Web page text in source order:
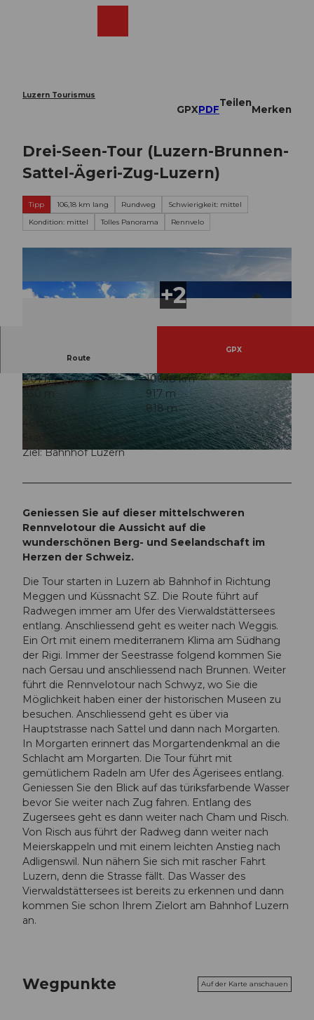
Luzern Tourismus
GPXPDF
Teilen
Merken
Drei-Seen-Tour (Luzern-Brunnen-
Sattel-Ägeri-Zug-Luzern)
Tipp 106,18 km lang Rundweg
Schwierigkeit: mittel
Kondition: mittel
Tolles Panorama Rennvelo
© Erlebnisregion Mythen, Erlebnisregion Mythen, ZUERRER DESIGNE
© Erlebnisregion Mythen, Schwyz Tourismus
Route
GPX
6:01 h
106,18 km
917 m
818 m
Ziel: Bahnhof Luzern
Geniessen Sie auf dieser mittelschweren
Rennvelotour die Aussicht auf die
wunderschönen Berg- und Seelandschaft im
Herzen der Schweiz.
Die Tour starten in Luzern ab Bahnhof in Richtung
Meggen und Küssnacht SZ. Die Route führt auf
Radwegen immer am Ufer des Vierwaldstättersees
entlang. Anschliessend geht es weiter nach Weggis.
Ein Ort mit einem mediterranem Klima am Südhang
der Rigi. Immer der Seestrasse folgend kommen Sie
nach Gersau und anschliessend nach Brunnen. Weiter
führt die Rennvelotour nach Schwyz, wo Sie die
Möglichkeit haben einer der historischen Museen zu
besuchen. Anschliessend geht es über via
Hauptstrasse nach Sattel und dann nach Morgarten.
In Morgarten erinnert das Morgartendenkmal an die
Schlacht am Morgarten. Die Tour führt mit
gemütlichem Radeln am Ufer des Ägerisees entlang.
Geniessen Sie den Blick auf das türiksfarbende Wasser
bevor Sie weiter nach Zug fahren. Entlang des
Zugersees geht es dann weiter nach Cham und Risch.
Von Risch aus führt der Radweg dann weiter nach
Meierskappeln und mit einem leichten Anstieg nach
Adligenswil. Nun nähern Sie sich mit rascher Fahrt
Luzern, denn die Strasse fällt. Das Wasser des
Vierwaldstättersees ist bereits zu erkennen und dann
kommen Sie schon Ihrem Zielort am Bahnhof Luzern
an.
Wegpunkte Auf der Karte anschauen